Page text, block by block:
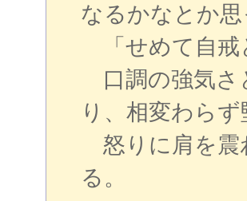
なるかなとか
「せめて自戒
口調の強気さ
り、相変わら
怒りに肩を震
る。